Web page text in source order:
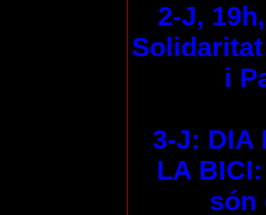
2-J,
i
3-J: DIA
LA
són